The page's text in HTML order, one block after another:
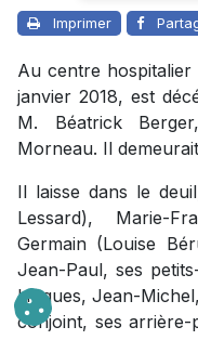
Imprimer
Au centre hospitalier
janvier 2018, est
M. Béatrick
Morneau. Il
Il laisse dans le
Lessard), Marie-
Germain (Louise
Jean-Paul, ses
Hugues, Jean-
conjoint, ses